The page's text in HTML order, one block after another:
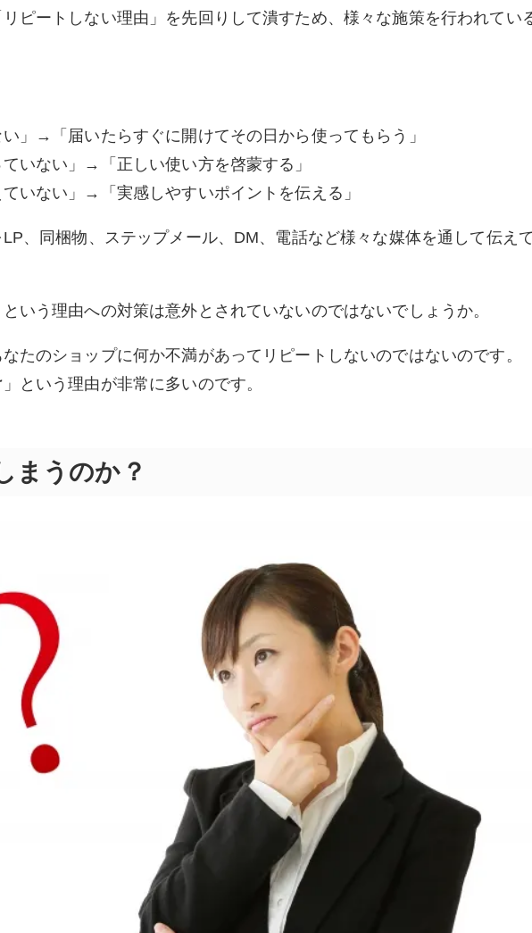
ピートしない理由」を先回りして潰すため、様々な施策を行われてい
い」→「届いたらすぐに開けてその日から使ってもらう」
ていない」→「正しい使い方を啓蒙する」
ていない」→「実感しやすいポイントを伝える」
、同梱物、ステップメール、DM、電話など様々な媒体を通して伝え
いう理由への対策は意外とされていないのではないでしょうか。
たのショップに何か不満があってリピートしないのではないのです。
」という理由が非常に多いのです。
まうのか？